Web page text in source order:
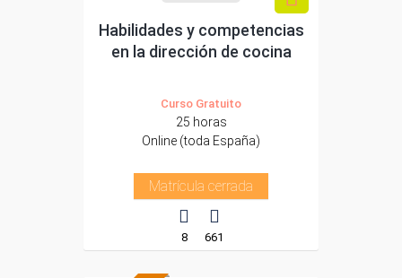
Habilidades y competencias
en la dirección de cocina
Curso Gratuito
25 horas
Online (toda España)
Matrícula cerrada
8 661